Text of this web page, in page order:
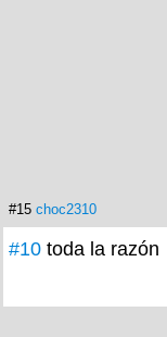
#15 choc2310
#10 toda la razón